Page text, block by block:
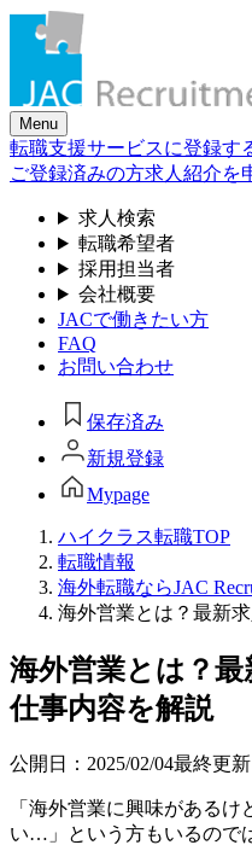
Skip
content
Menu
転職支援サービスに登録す
ご登録済みの方求人紹介を
求人検索
転職希望者
採用担当者
会社概要
JACで働きたい方
FAQ
お問い合わせ
保存済み
新規登録
Mypage
ハイクラス転職TOP
転職情報
海外転職ならJAC
海外営業とは？最新
海外営業とは？
仕事内容を解説
公開日： 2025/02/04最終更新
「海外営業に興味がある
い…」という方もいるので